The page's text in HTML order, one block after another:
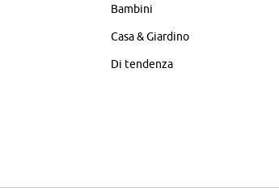
Bambini
Casa & Giardino
Di tendenza